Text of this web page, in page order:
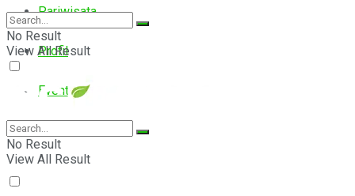
Pariwisata
Profil
Event
E-Magazine
No Result
View All Result
No Result
View All Result